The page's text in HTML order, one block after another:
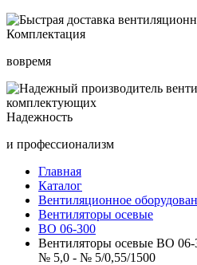
Комплектация
вовремя
Надежность
и профессионализм
Главная
Каталог
Вентиляционное
Вентиляторы осевые
ВО 06-300
Вентиляторы осевые ВО
№ 5,0 - № 5/0,55/1500